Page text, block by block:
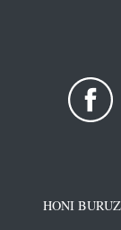
HONI BURUZ